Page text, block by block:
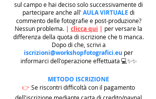
sul campo e hai deciso solo successivamente di
partecipare anche all' AULA VIRTUALE di
commento delle fotografie e post-produzione?
Nessun problema. | clicca qui | per versare la
differenza della quota di iscrizione che ti manca.
Dopo di che, scrivi a
iscrizioni@workshopfotografici.eu per
informarci dell'operazione effettuata 💻✨✨
METODO ISCRIZIONE
👉 Se riscontri difficoltà con il pagamento